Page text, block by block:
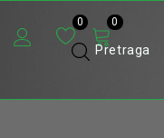
0 0
Pretraga